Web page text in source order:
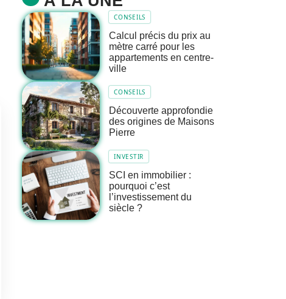
CONSEILS
Calcul précis du prix au
mètre carré pour les
appartements en centre-
ville
CONSEILS
Découverte approfondie
des origines de Maisons
Pierre
INVESTIR
SCI en immobilier :
pourquoi c’est
l’investissement du
siècle ?